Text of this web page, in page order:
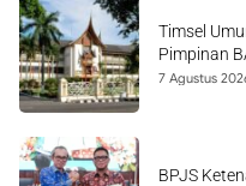
Timsel
Pimpinan
7 Agustus
BPJS